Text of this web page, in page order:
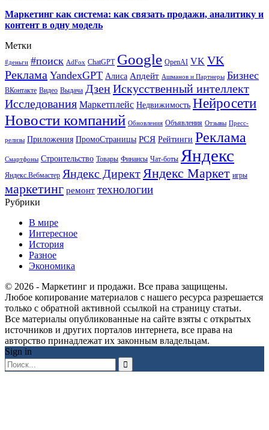
Маркетинг как система: как связать продажи, аналитику и
контент в одну модель
Метки
#деньги #поиск AdFox ChatGPT Google OpenAI VK VK
Реклама YandexGPT Алиса Апдейт Ашманов и Партнеры Бизнес
ВКонтакте Видео Выдача ДзенИскусственный интеллект
Исследования Маркетплейс Недвижимость Нейросети
Новости компаний Обновления Объявления Отзывы Пресс-
релизы Приложения ПромоСтраницы РСЯ Рейтинги Реклама
Смартфоны Строительство Товары Финансы Чат-боты Яндекс
Яндекс.Вебмастер Яндекс ДиректЯндекс Маркет игры
маркетинг ремонт технологии
Рубрики
В мире
Интересное
История
Разное
Экономика
© 2026 - Маркетинг и продажи. Все права защищены.
Любое копирование материалов с нашего ресурса разрешается
только с обратной активной ссылкой на страницу статьи.
Все материалы опубликованные на сайте взяты с открытых
источников и других порталов интернета, все права на
авторство принадлежат их законным владельцам.
Sign in